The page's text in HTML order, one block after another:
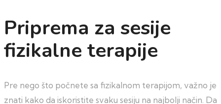
Priprema za sesije
fizikalne terapije
Pre nego što počnete sa fizikalnom terapijom, važno je
znati kako da iskoristite svaku sesiju na najbolji način. Da